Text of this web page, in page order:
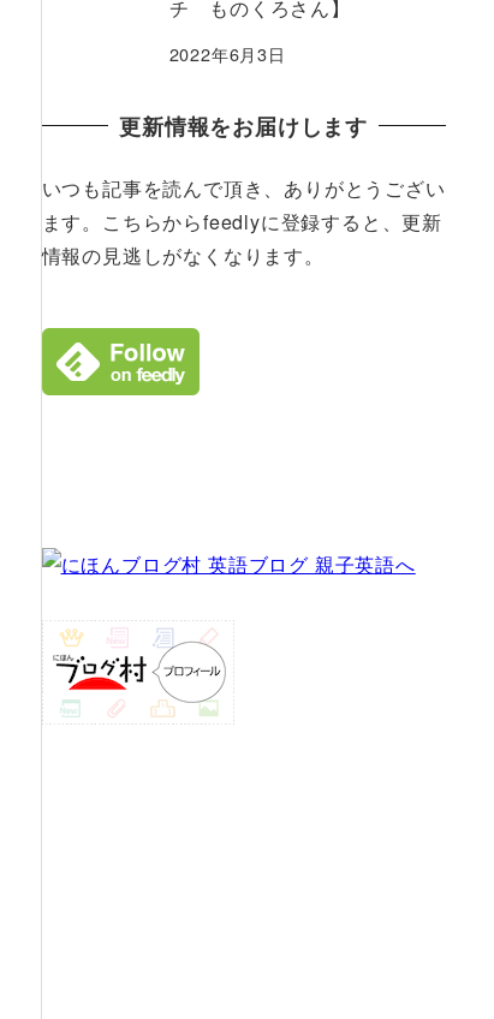
チ ものくろさん】
2022年6月3日
更新情報をお届けします
いつも記事を読んで頂き、ありがとうござい
ます。こちらからfeedlyに登録すると、更新
情報の見逃しがなくなります。